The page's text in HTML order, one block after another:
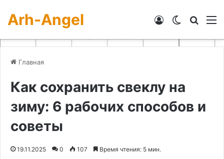
Arh-Angel Switch skin
Войти
Главная
Как сохранить свеклу на
зиму: 6 рабочих способов и
советы
19.11.2025 0 107 Время чтения: 5 мин.